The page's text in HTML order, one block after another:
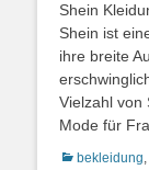
Shein
Shein ist
ihre breite
Vielzahl von
Mode für
Kategorien
bekleidung,